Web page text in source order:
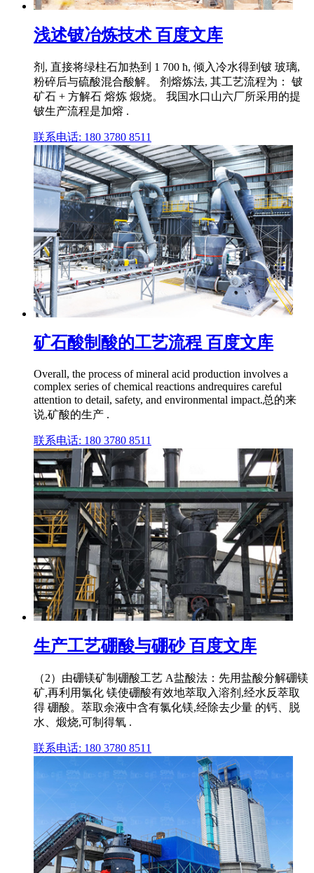
浅述铍冶炼技术 百度文库
剂, 直接将绿柱石加热到 1 700 ħ, 倾入冷水得到铍 玻璃,
粉碎后与硫酸混合酸解。 剂熔炼法, 其工艺流程为： 铍
矿石 + 方解石 熔炼 煅烧。 我国水口山六厂所采用的提
铍生产流程是加熔 .
联系电话: 180 3780 8511
矿石酸制酸的工艺流程 百度文库
Overall, the process of mineral acid production involves a
complex series of chemical reactions andrequires careful
attention to detail, safety, and environmental impact.总的来
说,矿酸的生产 .
联系电话: 180 3780 8511
生产工艺硼酸与硼砂 百度文库
（2）由硼镁矿制硼酸工艺 A盐酸法：先用盐酸分解硼镁
矿,再利用氯化 镁使硼酸有效地萃取入溶剂,经水反萃取
得 硼酸。萃取余液中含有氯化镁,经除去少量 的钙、脱
水、煅烧,可制得氧 .
联系电话: 180 3780 8511